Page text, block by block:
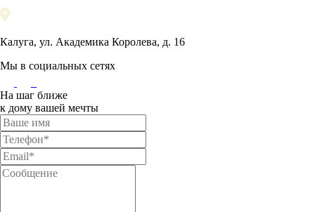
Калуга, ул. Академика Королева, д. 16
Мы в социальных сетях
На шаг ближе
к дому вашей мечты